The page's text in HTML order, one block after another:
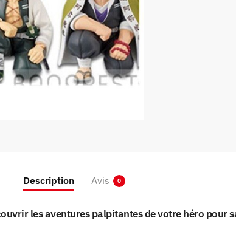
Description Avis 0
les aventures palpitantes de votre héro pour